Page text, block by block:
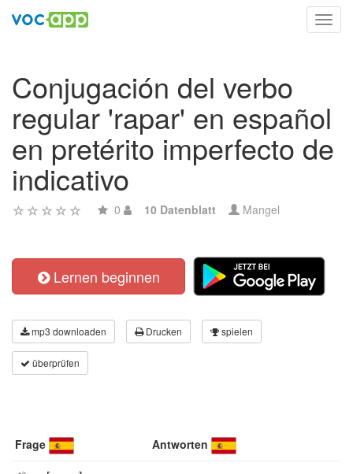
Conjugación del verbo
regular 'rapar' en español
en pretérito imperfecto de
indicativo
0 10 Datenblatt Mangel
Lernen beginnen
mp3 downloaden Drucken spielen
überprüfen
Frage Antworten